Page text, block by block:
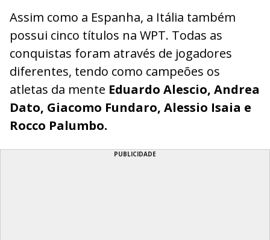
Assim como a Espanha, a Itália também
possui cinco títulos na WPT. Todas as
conquistas foram através de jogadores
diferentes, tendo como campeões os
atletas da mente Eduardo Alescio, Andrea
Dato, Giacomo Fundaro, Alessio Isaia e
Rocco Palumbo.
PUBLICIDADE